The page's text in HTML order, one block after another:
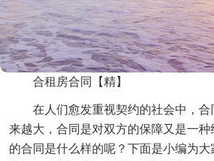
合租房合同【精】
在人们愈发重视契约的社会中，
来越大，合同是对双方的保障又是一
的合同是什么样的呢？下面是小编为